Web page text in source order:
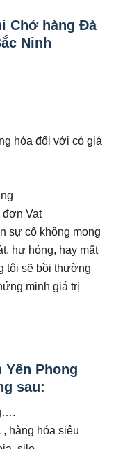
Chở hàng Đà
Ninh
hóa đối với có giá
đơn Vat
sự cố không mong
hư hỏng, hay mất
tôi sẽ bồi thường
minh giá trị
Yên Phong
sau:
hàng hóa siêu